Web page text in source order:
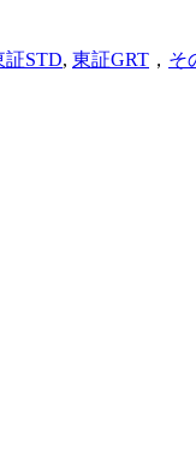
証STD, 東証GRT ， そ